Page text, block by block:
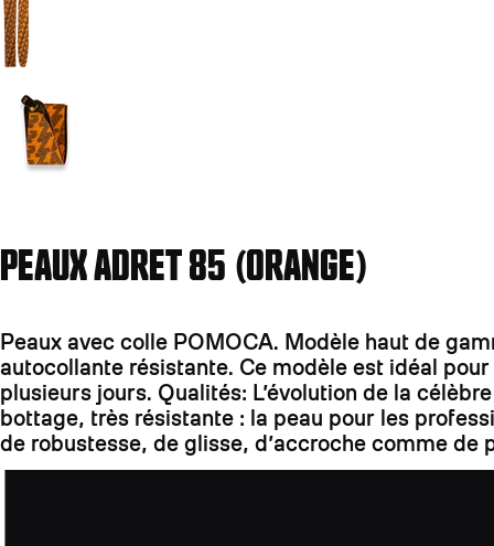
PEAUX ADRET 85 (ORANGE)
Peaux avec colle POMOCA. Modèle haut de
autocollante résistante. Ce modèle est idéal
plusieurs jours. Qualités: L’évolution de la
bottage, très résistante : la peau pour les
de robustesse, de glisse, d’accroche comme